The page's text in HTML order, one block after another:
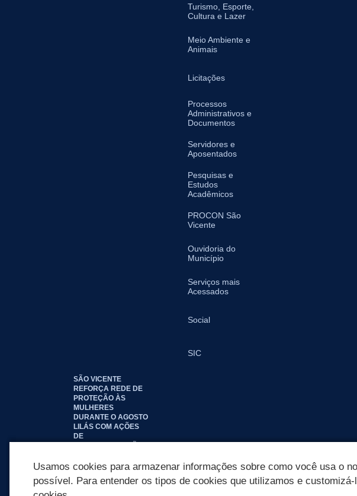
Turismo, Esporte,
Cultura e Lazer
Meio Ambiente e
Animais
Licitações
Processos
Administrativos e
Documentos
Servidores e
Aposentados
Pesquisas e
Estudos
Acadêmicos
PROCON São
Vicente
Ouvidoria do
Município
Serviços mais
Acessados
Social
SIC
SÃO VICENTE
REFORÇA REDE DE
PROTEÇÃO ÀS
MULHERES
DURANTE O AGOSTO
LILÁS COM AÇÕES
DE
Usamos cookies para armazenar informações sobre como você usa o
possível. Para entender os tipos de cookies que utilizamos e